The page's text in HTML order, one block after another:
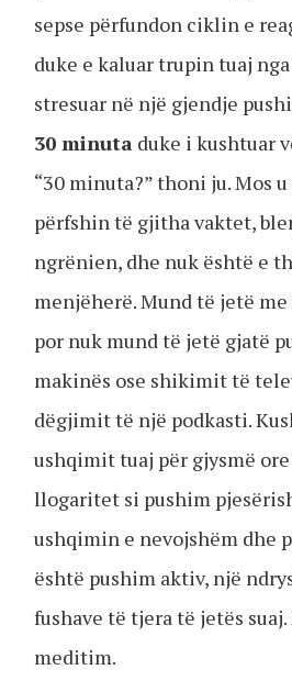
sepse përfundon ciklin e
duke e kaluar trupin tuaj
stresuar në një gjendje
30 minuta duke i kushtuar
“30 minuta?” thoni ju. Mos
përfshin të gjitha vaktet,
ngrënien, dhe nuk është e
menjëherë. Mund të jetë
por nuk mund të jetë gjatë
makinës ose shikimit të
dëgjimit të një podkasti.
ushqimit tuaj për gjysmë
llogaritet si pushim
ushqimin e nevojshëm dhe
është pushim aktiv, një
fushave të tjera të jetës
meditim.